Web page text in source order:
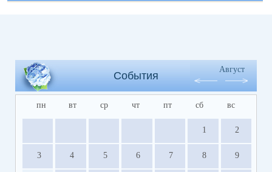
События
Август
пн вт ср чт пт сб вс
1 2
3 4 5 6 7 8 9